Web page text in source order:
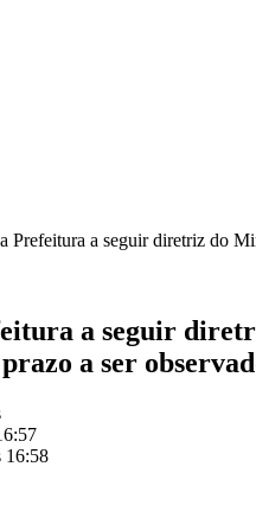
Prefeitura a seguir diretriz do
a seguir
a ser
16:58